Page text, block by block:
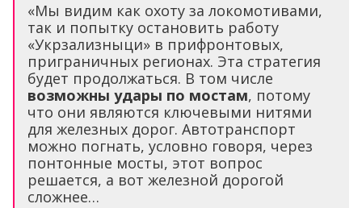
«Мы видим как охоту за локомотивами,
так и попытку остановить работу
«Укрзализныци» в прифронтовых,
приграничных регионах. Эта стратегия
будет продолжаться. В том числе
возможны удары по мостам, потому
что они являются ключевыми нитями
для железных дорог. Автотранспорт
можно погнать, условно говоря, через
понтонные мосты, этот вопрос
решается, а вот железной дорогой
сложнее…